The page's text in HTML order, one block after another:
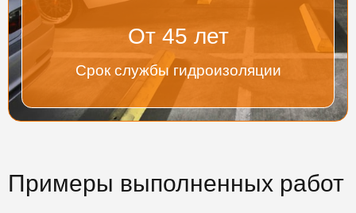
От45 лет
Срок службы гидроизоляции
Примеры выполненных работ